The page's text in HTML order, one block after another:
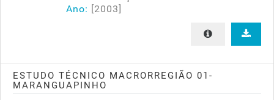
Ano: [2003]
ESTUDO TÉCNICO MACRORREGIÃO 01-
MARANGUAPINHO